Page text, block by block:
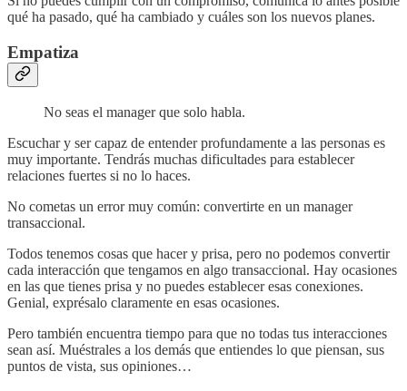
qué ha pasado, qué ha cambiado y cuáles son los nuevos planes.
Empatiza
No seas el manager que solo habla.
Escuchar y ser capaz de entender profundamente a las personas es
muy importante. Tendrás muchas dificultades para establecer
relaciones fuertes si no lo haces.
No cometas un error muy común: convertirte en un manager
transaccional.
Todos tenemos cosas que hacer y prisa, pero no podemos convertir
cada interacción que tengamos en algo transaccional. Hay ocasiones
en las que tienes prisa y no puedes establecer esas conexiones.
Genial, exprésalo claramente en esas ocasiones.
Pero también encuentra tiempo para que no todas tus interacciones
sean así. Muéstrales a los demás que entiendes lo que piensan, sus
puntos de vista, sus opiniones…